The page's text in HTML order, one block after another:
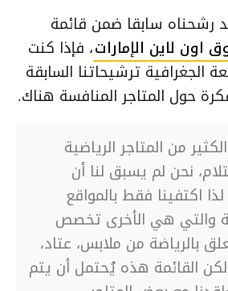
رشحناه سابقا ضمن قائمة
اون لاين الإمارات، فإذا كنت
الجغرافية ترشيحاتنا السابقة
حول المتاجر المنافسة هناك.
من المتاجر الرياضية
نحن لم يسبق لنا أن
اكتفينا فقط بالمواقع
والتي هي الأخرى تخصص
بالرياضة من ملابس، عتاد،
القائمة هذه يُحتمل أن يتم